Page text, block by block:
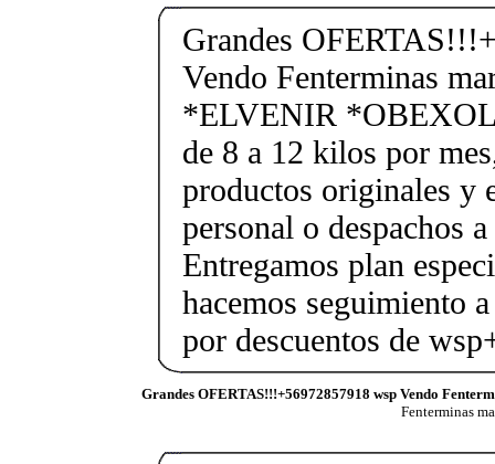
Grandes
Vendo Fenterminas
*ELVENIR
de 8 a 12 kilos por
productos originales y
personal o despachos
Entregamos plan
hacemos seguimiento
por descuentos de
Grandes OFERTAS!!!+56972857918 wsp Vendo
Fenterminas